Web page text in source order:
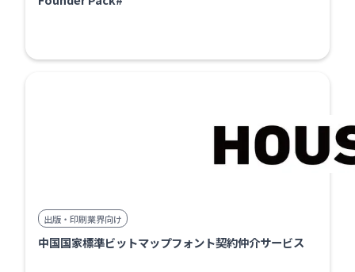
出版・印刷業界向け
中国国家標準ビットマップフォント契約仲介サービス